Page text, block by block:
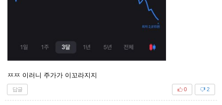
ㅉㅉ 이러니 주가가 이꼬라지지
답글 2
0